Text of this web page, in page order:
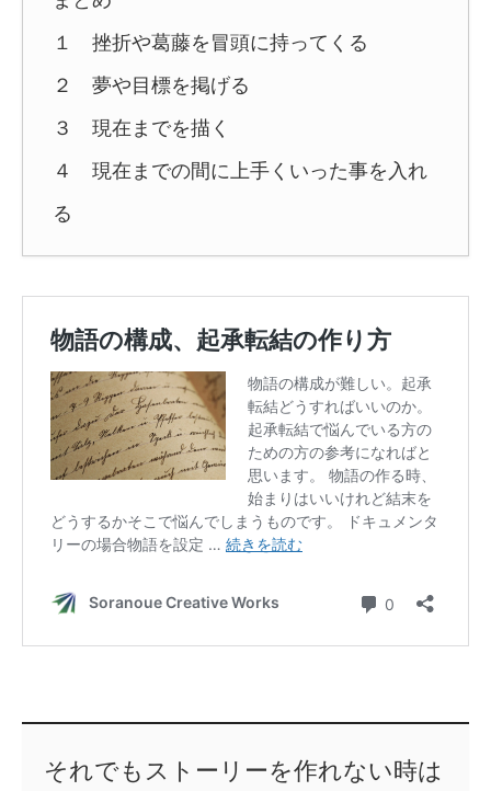
１ 挫折や葛藤を冒頭に持ってくる
２ 夢や目標を掲げる
３ 現在までを描く
４ 現在までの間に上手くいった事を入れ
る
それでもストーリーを作れない時は